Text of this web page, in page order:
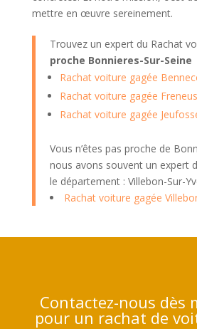
mettre en œuvre sereinement.
Trouvez un expert du Rachat
proche Bonnieres-Sur-Seine
Rachat voiture gagée
Rachat voiture gagée
Rachat voiture gagée
Vous n’êtes pas proche de
nous avons souvent un expert
le département : Villebon-Sur-
Rachat voiture gagée
Contactez-nous dès
pour un rachat de